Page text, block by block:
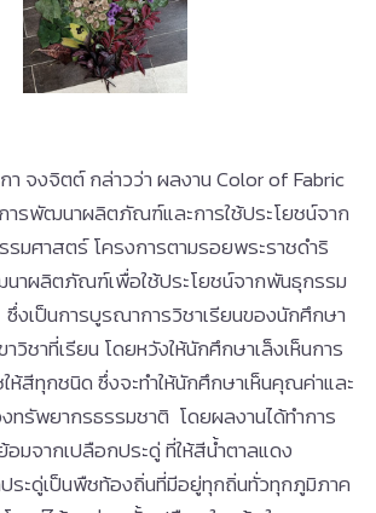
า จงจิตต์ กล่าวว่า ผลงาน Color of Fabric
ารพัฒนาผลิตภัณฑ์และการใช้ประโยชน์จาก
มศาสตร์ โครงการตามรอยพระราชดำริ
าผลิตภัณฑ์เพื่อใช้ประโยชน์จากพันธุกรรม
ซึ่งเป็นการบูรณาการวิชาเรียนของนักศึกษา
วิชาที่เรียน โดยหวังให้นักศึกษาเล็งเห็นการ
ห้สีทุกชนิด ซึ่งจะทำให้นักศึกษาเห็นคุณค่าและ
ทรัพยากรธรรมชาติ โดยผลงานได้ทำการ
จากเปลือกประดู่ ที่ให้สีน้ำตาลแดง
ประดู่เป็นพืชท้องถิ่นที่มีอยู่ทุกถิ่นทั่วทุกภูมิภาค